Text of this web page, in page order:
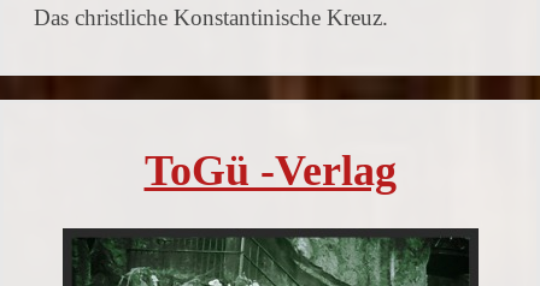
Das christliche Konstantinische Kreuz.
ToGü -Verlag